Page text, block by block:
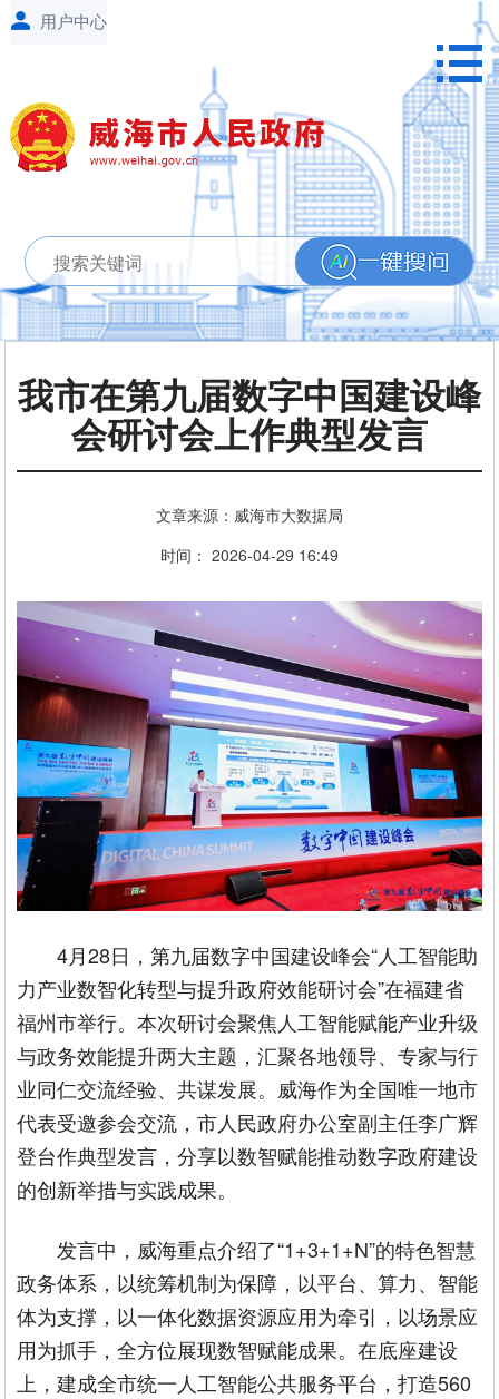
我市在第九届数字中国建设峰
会研讨会上作典型发言
文章来源：威海市大数据局
时间： 2026-04-29 16:49
4月28日，第九届数字中国建设峰会“人工智能助
力产业数智化转型与提升政府效能研讨会”在福建省
福州市举行。本次研讨会聚焦人工智能赋能产业升级
与政务效能提升两大主题，汇聚各地领导、专家与行
业同仁交流经验、共谋发展。威海作为全国唯一地市
代表受邀参会交流，市人民政府办公室副主任李广辉
登台作典型发言，分享以数智赋能推动数字政府建设
的创新举措与实践成果。
发言中，威海重点介绍了“1+3+1+N”的特色智慧
政务体系，以统筹机制为保障，以平台、算力、智能
体为支撑，以一体化数据资源应用为牵引，以场景应
用为抓手，全方位展现数智赋能成果。在底座建设
上，建成全市统一人工智能公共服务平台，打造560